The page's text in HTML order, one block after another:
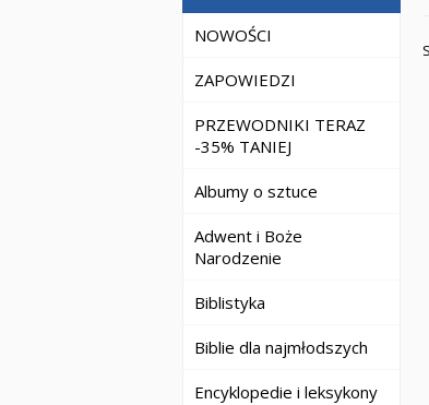
NOWOŚCI
ZAPOWIEDZI
PRZEWODNIKI TERAZ
-35% TANIEJ
Albumy o sztuce
Adwent i Boże
Narodzenie
Biblistyka
Biblie dla najmłodszych
Encyklopedie i leksykony